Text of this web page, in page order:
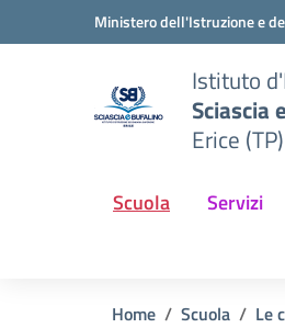
Vai ai contenuti
Vai al menu di navigazione
Ministero dell'Istruzione e
Istituto
Sciascia
Erice (TP)
Scuola Servizi
Home Scuola Le